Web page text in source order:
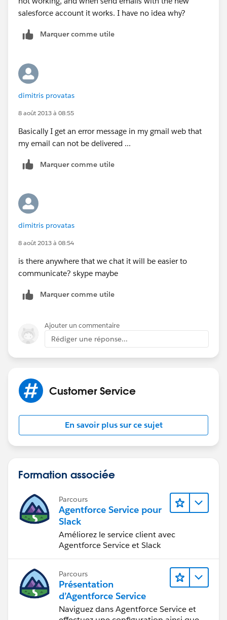
salesforce account it works. I have no idea why?
Marquer comme utile
dimitris provatas
8 août 2013 à 08:55
Basically I get an error message in my gmail web that
my email can not be delivered ...
Marquer comme utile
dimitris provatas
8 août 2013 à 08:54
is there anywhere that we chat it will be easier to
communicate? skype maybe
Marquer comme utile
Ajouter un commentaire
Rédiger une réponse...
Customer Service
En savoir plus sur ce sujet
Formation associée
Parcours
Agentforce Service pour
Slack
Améliorez le service client avec
Agentforce Service et Slack
Parcours
Présentation
d’Agentforce Service
Naviguez dans Agentforce Service et